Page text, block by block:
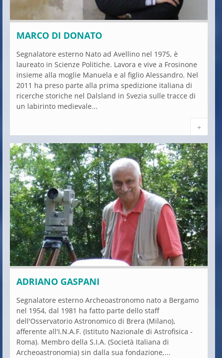
MARCO DI DONATO
Segnalatore esterno Nato ad Avellino nel 1975, è
laureato in Scienze Politiche. Lavora e vive a Frosinone
insieme alla moglie Manuela e al figlio Alessandro. Nel
2011 ha preso parte alla prima spedizione italiana di
ricerche storiche nel Dalsland in Svezia sulle tracce di
un labirinto medievale...
+
ADRIANO GASPANI
Segnalatore esterno Archeoastronomo nato a Bergamo
nel 1954, dal 1981 ha fatto parte dello staff
dell'Osservatorio Astronomico di Brera (Milano),
afferente all'I.N.A.F. (Istituto Nazionale di Astrofisica -
Roma). Membro della S.I.A. (Società Italiana di
Archeoastronomia) sin dalla sua fondazione,...